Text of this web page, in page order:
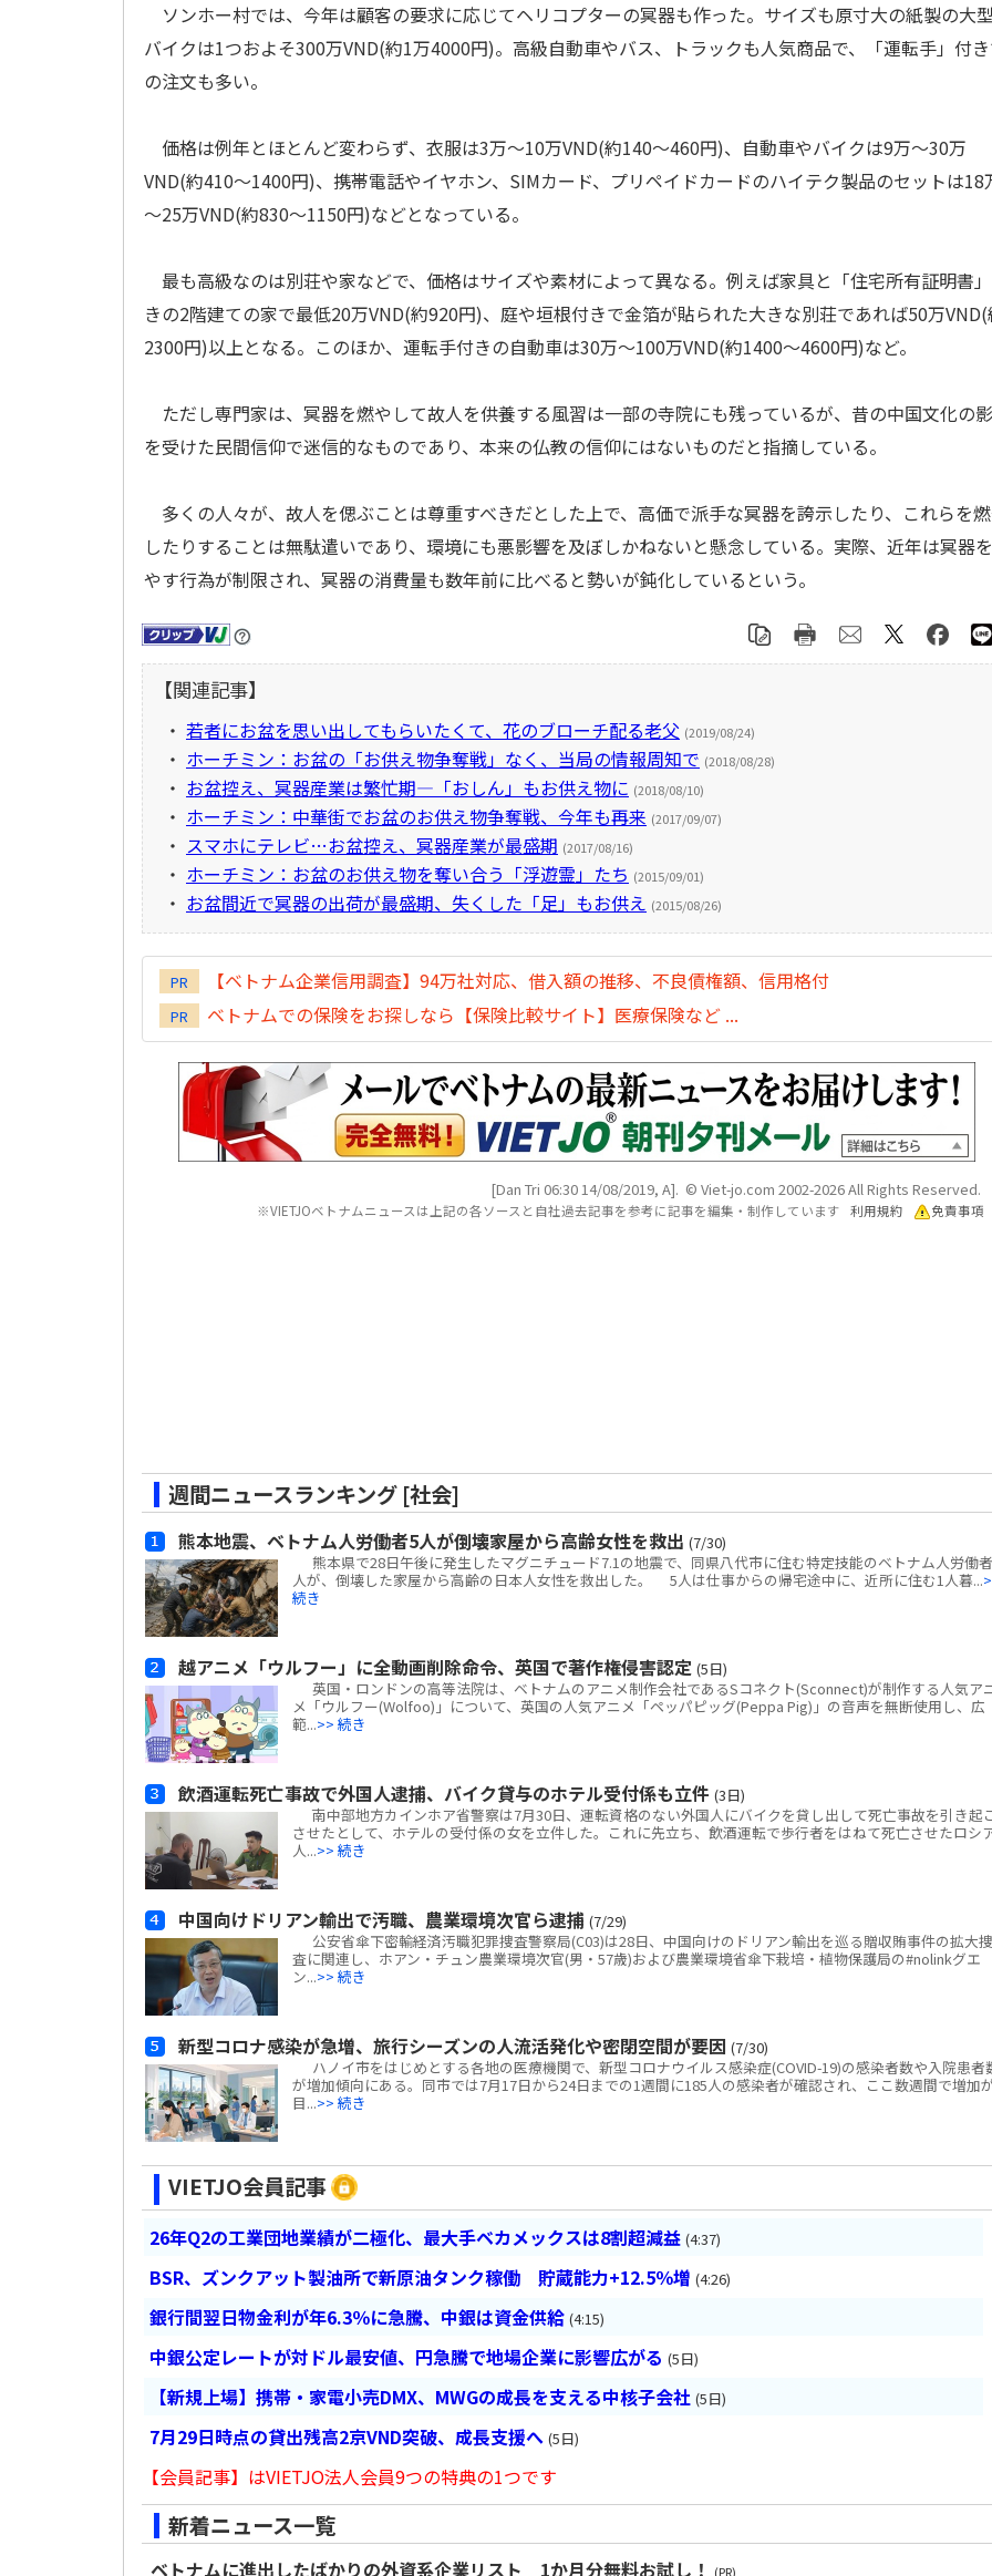
ソンホー村では、今年は顧客の要求に応じてヘリコプターの冥器も作った。サイズも原寸大の紙製の大
バイクは1つおよそ300万VND(約1万4000円)。高級自動車やバス、トラックも人気商品で、「運転手」付
の注文も多い。
価格は例年とほとんど変わらず、衣服は3万～10万VND(約140～460円)、自動車やバイクは9万～30万
VND(約410～1400円)、携帯電話やイヤホン、SIMカード、プリペイドカードのハイテク製品のセットは18
～25万VND(約830～1150円)などとなっている。
最も高級なのは別荘や家などで、価格はサイズや素材によって異なる。例えば家具と「住宅所有証明書
きの2階建ての家で最低20万VND(約920円)、庭や垣根付きで金箔が貼られた大きな別荘であれば50万
2300円)以上となる。このほか、運転手付きの自動車は30万～100万VND(約1400～4600円)など。
ただし専門家は、冥器を燃やして故人を供養する風習は一部の寺院にも残っているが、昔の中国文化の
を受けた民間信仰で迷信的なものであり、本来の仏教の信仰にはないものだと指摘している。
多くの人々が、故人を偲ぶことは尊重すべきだとした上で、高価で派手な冥器を誇示したり、これらを
したりすることは無駄遣いであり、環境にも悪影響を及ぼしかねないと懸念している。実際、近年は冥器
やす行為が制限され、冥器の消費量も数年前に比べると勢いが鈍化しているという。
【関連記事】
・ 若者にお盆を思い出してもらいたくて、花のブローチ配る老父 (2019/08/24)
・ ホーチミン：お盆の「お供え物争奪戦」なく、当局の情報周知で (2018/08/28)
・ お盆控え、冥器産業は繁忙期―「おしん」もお供え物に (2018/08/10)
・ ホーチミン：中華街でお盆のお供え物争奪戦、今年も再来 (2017/09/07)
・ スマホにテレビ…お盆控え、冥器産業が最盛期 (2017/08/16)
・ ホーチミン：お盆のお供え物を奪い合う「浮遊霊」たち (2015/09/01)
・ お盆間近で冥器の出荷が最盛期、失くした「足」もお供え (2015/08/26)
PR 【ベトナム企業信用調査】94万社対応、借入額の推移、不良債権額、信用格付
PR ベトナムでの保険をお探しなら【保険比較サイト】医療保険など ...
[Dan Tri 06:30 14/08/2019, A]. © Viet-jo.com 2002-2026 All Rights Reserved.
※VIETJOベトナムニュースは上記の各ソースと自社過去記事を参考に記事を編集・制作しています 利用規約 免責事項
週間ニュースランキング [社会]
熊本地震、ベトナム人労働者5人が倒壊家屋から高齢女性を救出 (7/30)
熊本県で28日午後に発生したマグニチュード7.1の地震で、同県八代市に住む特定技能のベトナム人労働
人が、倒壊した家屋から高齢の日本人女性を救出した。 5人は仕事からの帰宅途中に、近所に住む1人暮...
続き
越アニメ「ウルフー」に全動画削除命令、英国で著作権侵害認定 (5日)
英国・ロンドンの高等法院は、ベトナムのアニメ制作会社であるSコネクト(Sconnect)が制作する人気ア
メ「ウルフー(Wolfoo)」について、英国の人気アニメ「ペッパピッグ(Peppa Pig)」の音声を無断使用し、広
範...>> 続き
飲酒運転死亡事故で外国人逮捕、バイク貸与のホテル受付係も立件 (3日)
南中部地方カインホア省警察は7月30日、運転資格のない外国人にバイクを貸し出して死亡事故を引き起
させたとして、ホテルの受付係の女を立件した。これに先立ち、飲酒運転で歩行者をはねて死亡させたロシ
人...>> 続き
中国向けドリアン輸出で汚職、農業環境次官ら逮捕 (7/29)
公安省傘下密輸経済汚職犯罪捜査警察局(C03)は28日、中国向けのドリアン輸出を巡る贈収賄事件の拡大捜
査に関連し、ホアン・チュン農業環境次官(男・57歳)および農業環境省傘下栽培・植物保護局の#nolinkグエ
ン...>> 続き
新型コロナ感染が急増、旅行シーズンの人流活発化や密閉空間が要因 (7/30)
ハノイ市をはじめとする各地の医療機関で、新型コロナウイルス感染症(COVID-19)の感染者数や入院患者
が増加傾向にある。同市では7月17日から24日までの1週間に185人の感染者が確認され、ここ数週間で増加
目...>> 続き
VIETJO会員記事
26年Q2の工業団地業績が二極化、最大手ベカメックスは8割超減益 (4:37)
BSR、ズンクアット製油所で新原油タンク稼働 貯蔵能力+12.5％増 (4:26)
銀行間翌日物金利が年6.3％に急騰、中銀は資金供給 (4:15)
中銀公定レートが対ドル最安値、円急騰で地場企業に影響広がる (5日)
【新規上場】携帯・家電小売DMX、MWGの成長を支える中核子会社 (5日)
7月29日時点の貸出残高2京VND突破、成長支援へ (5日)
【会員記事】はVIETJO法人会員9つの特典の1つです
新着ニュース一覧
ベトナムに進出したばかりの外資系企業リスト 1か月分無料お試し！ (PR)